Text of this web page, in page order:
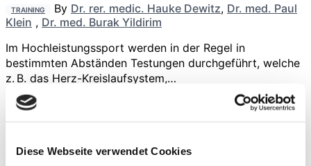
Diese Webseite verwendet Cookies
TRAINING By Dr. rer. medic. Hauke Dewitz, Dr. med. Paul
Klein , Dr. med. Burak Yildirim
Im Hochleistungssport werden in der Regel in
bestimmten Abständen Testungen durchgeführt, welche
z. B. das Herz-Kreislaufsystem,…
Hüftkopfnekrose
OPERATION By Dr. med. Alexander Zimmerer